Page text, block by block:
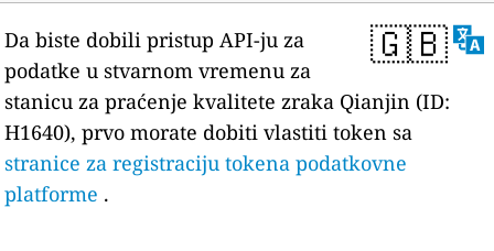
🇬🇧
Da biste dobili pristup API-ju za
podatke u stvarnom vremenu za
stanicu za praćenje kvalitete zraka Qianjin (ID:
H1640), prvo morate dobiti vlastiti token sa
stranice za registraciju tokena podatkovne
platforme .